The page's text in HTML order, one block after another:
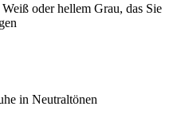
oder hellem Grau, das Sie
in Neutraltönen